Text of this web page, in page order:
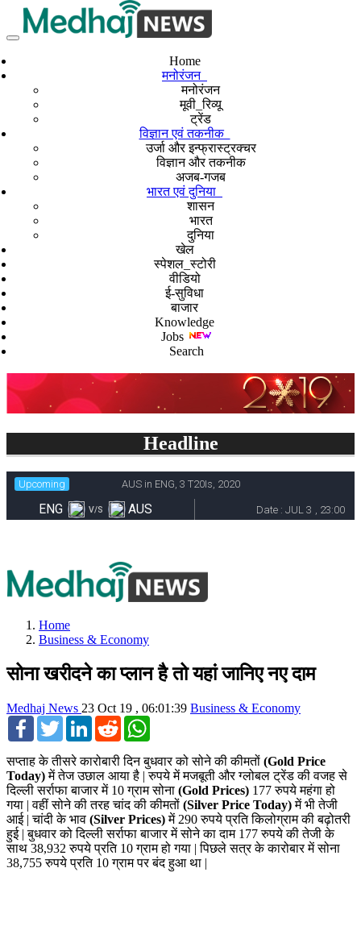
Home
मनोरंजन
मनोरंजन
मूवी_रिव्यू
ट्रेंड
विज्ञान एवं तकनीक
उर्जा और इन्फ्रास्ट्रक्चर
विज्ञान और तकनीक
अजब-गजब
भारत एवं दुनिया
शासन
भारत
दुनिया
खेल
स्पेशल_स्टोरी
वीडियो
ई-सुविधा
बाजार
Knowledge
Jobs
Search
Headline
Home
Business & Economy
सोना खरीदने का प्लान है तो यहां जानिए नए दाम
Medhaj News 23 Oct 19 , 06:01:39 Business & Economy
FacebookTwitterLinkedInReddit
सप्ताह के तीसरे कारोबारी दिन बुधवार को सोने की कीमतों (Gold Price
Today)में तेज उछाल आया है | रुपये में मजबूती और ग्लोबल ट्रेंड की वजह से
दिल्ली सर्राफा बाजार में 10 ग्राम सोना (Gold Prices) 177 रुपये महंगा हो
गया | वहीं सोने की तरह चांद की कीमतों (Silver Price Today)में भी तेजी
आई | चांदी के भाव (Silver Prices)में 290 रुपये प्रति किलोग्राम की बढ़ोतरी
हुई | बुधवार को दिल्ली सर्राफा बाजार में सोने का दाम 177 रुपये की तेजी के
साथ 38,932 रुपये प्रति 10 ग्राम हो गया | पिछले सत्र के कारोबार में सोना
38,755 रुपये प्रति 10 ग्राम पर बंद हुआ था |